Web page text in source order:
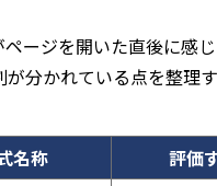
ージを開いた直後に感
分かれている点を整理
名称 評価